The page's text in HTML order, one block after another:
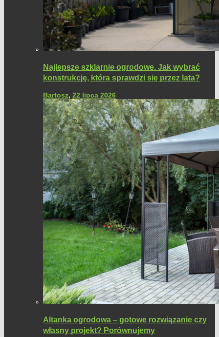
Najlepsze szklarnie ogrodowe. Jak wybrać
konstrukcję, która sprawdzi się przez lata?
Bartosz, 22 lipca 2026
Altanka ogrodowa – gotowe rozwiązanie czy
własny projekt? Porównujemy